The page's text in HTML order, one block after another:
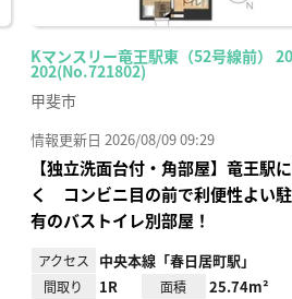
Kマンスリー竜王駅東（52号線前）
202(No.721802)
甲斐市
情報更新日 2026/08/09 09:29
【独立洗面台付・角部屋】竜王駅
く コンビニ目の前で利便性よい
有のバストイレ別部屋！
アクセス 中央本線「春日居町駅」
間取り 1R 面積 25.74m²